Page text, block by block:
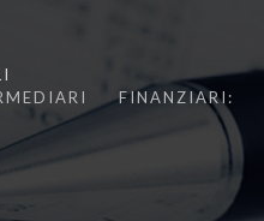
FINANZIARI: